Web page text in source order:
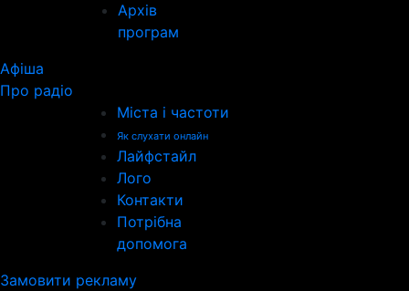
Архів
програм
Афіша
Про радіо
Міста і частоти
Як слухати онлайн
Лайфстайл
Лого
Контакти
Потрібна
допомога
Замовити рекламу